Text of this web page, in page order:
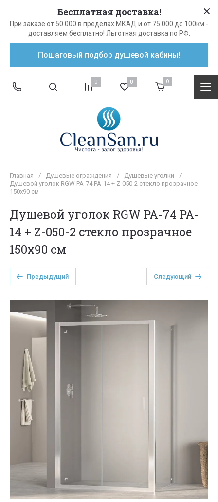
Бесплатная доставка!
При заказе от 50 000 в пределах МКАД и от 75 000 до 100км -
доставляем бесплатно! Льготная доставка по РФ.
Пошаговый подбор душевой кабины!
0 0 0
Главная / Душевые ограждения / Душевые уголки
/
Душевой уголок RGW PA-74 PA-14 + Z-050-2 стекло прозрачное
150х90 см
Душевой уголок RGW PA-74 PA-
14 + Z-050-2 стекло прозрачное
150х90 см
Предыдущий Следующий